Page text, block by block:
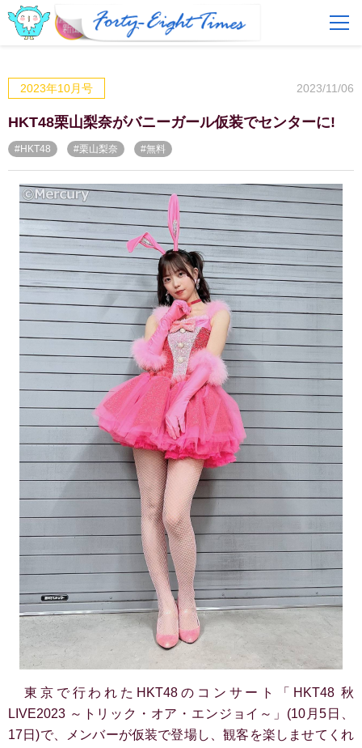
FAQ
ログイン 会員登録
2023年10月号 2023/11/06
HKT48栗山梨奈がバニーガール仮装でセンターに!
#HKT48 #栗山梨奈 #無料
東京で行われたHKT48のコンサート「HKT48 秋
LIVE2023 ～トリック・オア・エンジョイ～」(10月5日、
17日)で、メンバーが仮装で登場し、観客を楽しませてくれ